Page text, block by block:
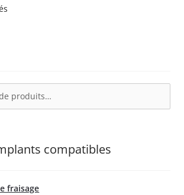
Trié
compatibles
fraisage